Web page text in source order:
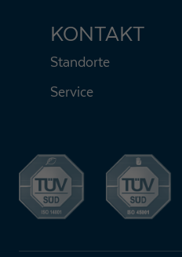
KONTAKT
Standorte
Service